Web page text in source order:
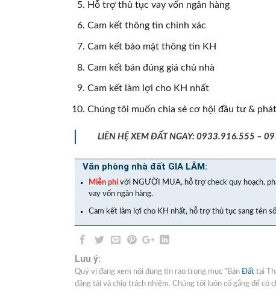
Hỗ trợ thủ tục vay vốn ngân hàng
Cam kết thông tin chính xác
Cam kết bảo mật thông tin KH
Cam kết bán đúng giá chủ nhà
Cam kết làm lợi cho KH nhất
Chúng tôi muốn chia sẻ cơ hội đầu tư &
LIÊN HỆ XEM ĐẤT NGAY: 0933.916.555 –
Văn phòng nhà đất GIA LÂM:
Miễn phí với NGƯỜI MUA, hỗ trợ check quy hoạch,
vay vốn ngân hàng.
Cam kết làm lợi cho KH nhất, hỗ trợ thủ tục sang tên
Lưu ý:
Quý vị đang xem nội dung tin rao trong mục "Bán Đất tại
đăng tải và chịu trách nhiệm. Chúng tôi luôn cố gắng để